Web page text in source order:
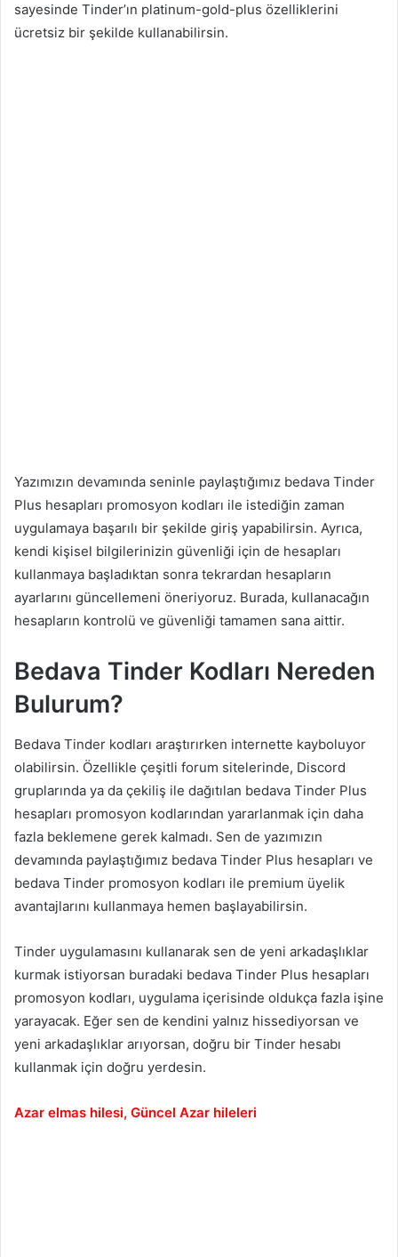
sayesinde Tinder’ın platinum-gold-plus özelliklerini
ücretsiz bir şekilde kullanabilirsin.
Yazımızın devamında seninle paylaştığımız bedava Tinder
Plus hesapları promosyon kodları ile istediğin zaman
uygulamaya başarılı bir şekilde giriş yapabilirsin. Ayrıca,
kendi kişisel bilgilerinizin güvenliği için de hesapları
kullanmaya başladıktan sonra tekrardan hesapların
ayarlarını güncellemeni öneriyoruz. Burada, kullanacağın
hesapların kontrolü ve güvenliği tamamen sana aittir.
Bedava Tinder Kodları Nereden
Bulurum?
Bedava Tinder kodları araştırırken internette kayboluyor
olabilirsin. Özellikle çeşitli forum sitelerinde, Discord
gruplarında ya da çekiliş ile dağıtılan bedava Tinder Plus
hesapları promosyon kodlarından yararlanmak için daha
fazla beklemene gerek kalmadı. Sen de yazımızın
devamında paylaştığımız bedava Tinder Plus hesapları ve
bedava Tinder promosyon kodları ile premium üyelik
avantajlarını kullanmaya hemen başlayabilirsin.
Tinder uygulamasını kullanarak sen de yeni arkadaşlıklar
kurmak istiyorsan buradaki bedava Tinder Plus hesapları
promosyon kodları, uygulama içerisinde oldukça fazla işine
yarayacak. Eğer sen de kendini yalnız hissediyorsan ve
yeni arkadaşlıklar arıyorsan, doğru bir Tinder hesabı
kullanmak için doğru yerdesin.
Azar elmas hilesi, Güncel Azar hileleri